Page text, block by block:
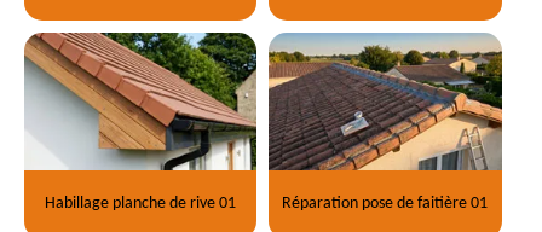
Habillage planche de rive 01 Réparation pose de faitière 01